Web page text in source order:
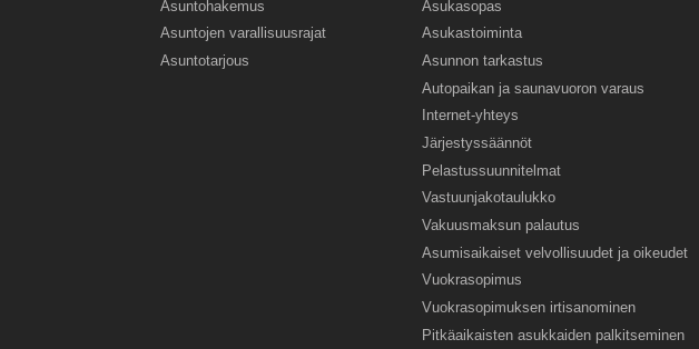
Asuntohakemus
Asuntojen varallisuusrajat
Asuntotarjous
Asukasopas
Asukastoiminta
Asunnon tarkastus
Autopaikan ja saunavuoron varaus
Internet-yhteys
Järjestyssäännöt
Pelastussuunnitelmat
Vastuunjakotaulukko
Vakuusmaksun palautus
Asumisaikaiset velvollisuudet ja oikeudet
Vuokrasopimus
Vuokrasopimuksen irtisanominen
Pitkäaikaisten asukkaiden palkitseminen